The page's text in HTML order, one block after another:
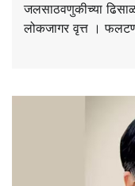
जलसाठवणुकीच्या
लोकजागर वृत्त ।